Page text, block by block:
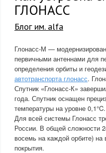
ГЛОНАСС
Блог им. alfa
Глонасс-М —
первичными антеннами для
определения орбиты и
автотранспорта глонасс.
Спутник «Глонасс-К»
года. Спутник оснащен
температуры на уровне
Для всей системы Глонасс
России. В общей сложности
восемь на каждой орбите)
покрытия.